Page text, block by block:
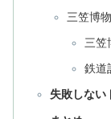
三笠博
三笠
鉄道
失敗しない